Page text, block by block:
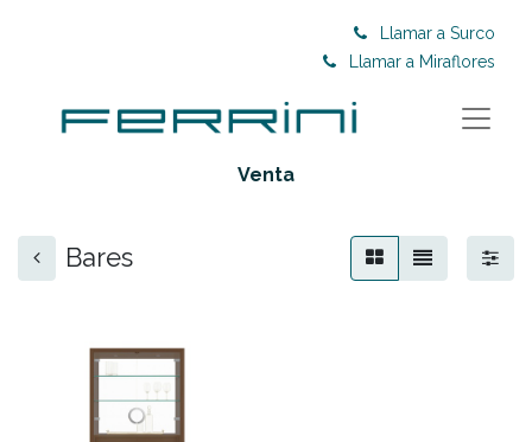
Llamar a Surco
Llamar a Miraflores
Venta
Bares